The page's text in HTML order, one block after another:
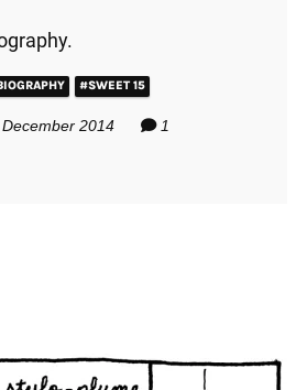
#SWEET 15
2014 1